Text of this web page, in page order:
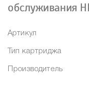
обслуживания
Артикул
Тип картриджа
Производитель